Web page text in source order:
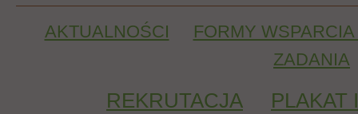
AKTUALNOŚCI
FORMY
ZADANIA
REKRUTACJA PLAKAT